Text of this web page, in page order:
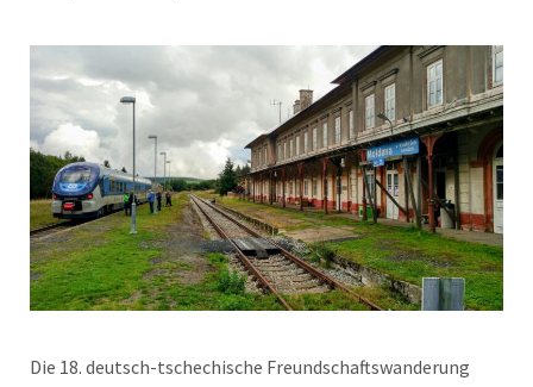
Die 18. deutsch-tschechische Freundschaftswanderung